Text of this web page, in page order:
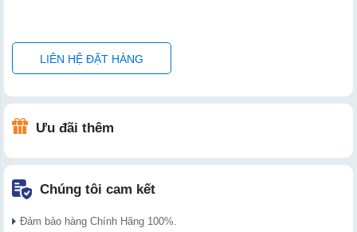
LIÊN HỆ ĐẶT HÀNG
Ưu đãi thêm
Chúng tôi cam kết
Đảm bảo hàng Chính Hãng 100%.